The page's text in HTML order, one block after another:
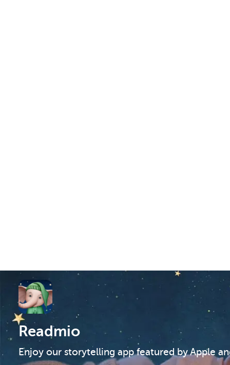
Readmio
Enjoy our storytelling app featured by Apple